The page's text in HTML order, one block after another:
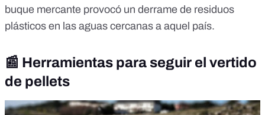
buque mercante provocó un derrame de residuos
plásticos en las aguas cercanas a aquel país.
📰 Herramientas para seguir el vertido
de pellets